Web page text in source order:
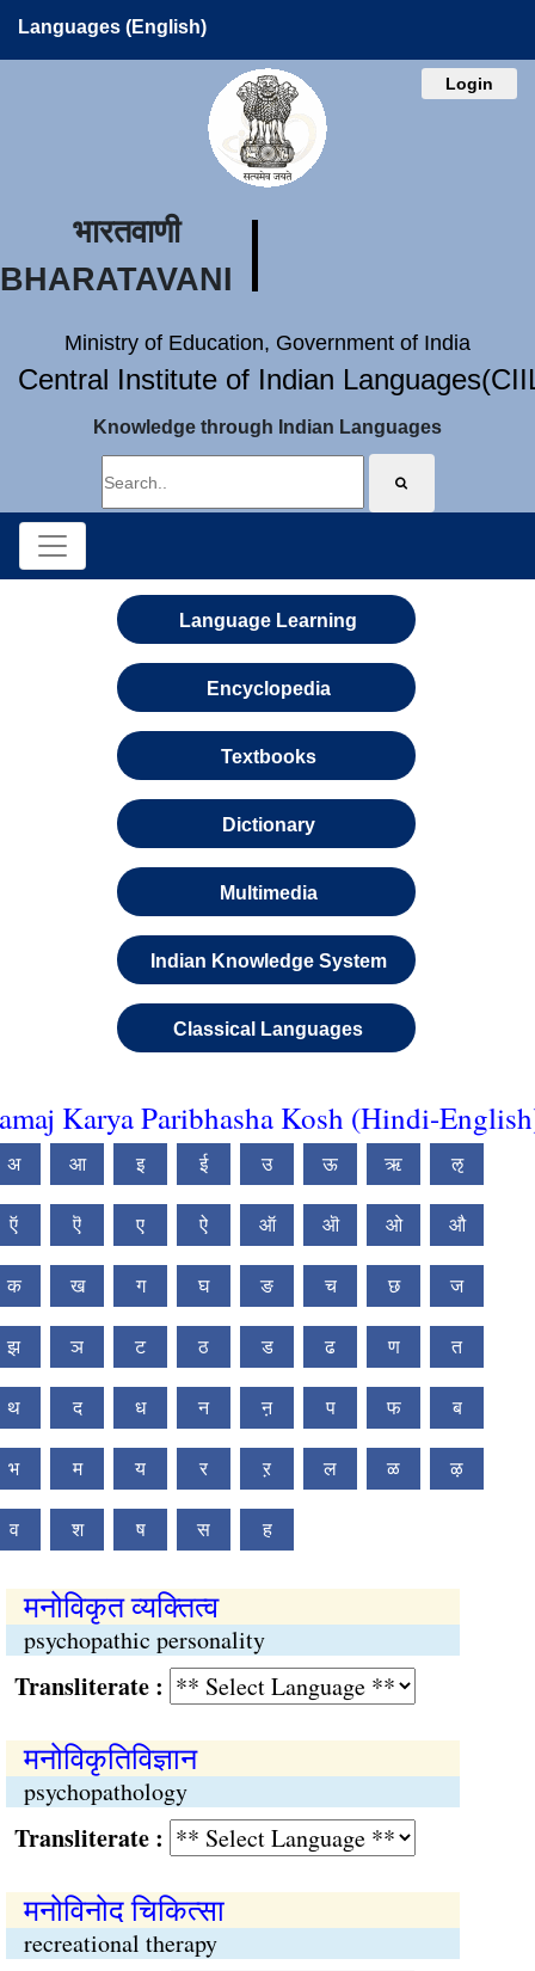
Languages (English)
Login
भारतवाणी
BHARATAVANI
Ministry of Education, Government of India
Central Institute of Indian
Knowledge through Indian Languages
Language Learning
Encyclopedia
Textbooks
Dictionary
Multimedia
Indian Knowledge System
Classical Languages
Karya Paribhasha Kosh (Hindi-
अ आ इ ई उ ऊ ऋ ऌ
ऍ ऎ ए ऐ ऑ ऒ ओ औ
क ख ग घ ङ च छ ज
झ ञ ट ठ ड ढ ण त
थ द ध न ऩ प फ ब
भ म य र ऱ ल ळ ऴ
व श ष स ह
मनोविकृत व्यक्तित्व
psychopathic personality
:
मनोविकृतिविज्ञान
psychopathology
:
मनोविनोद चिकित्सा
recreational therapy